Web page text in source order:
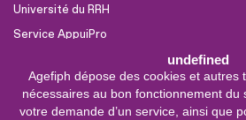
undefined
Agefiph dépose des cookies et autres
nécessaires au bon fonctionnement du
votre demande d’un service, ainsi que
Université du RRH
Service AppuiPro
Nous suivre
Youtube